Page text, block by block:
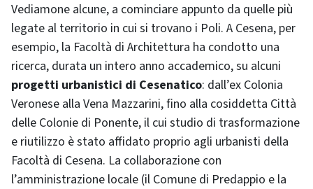
Vediamone alcune, a cominciare appunto da quelle più
legate al territorio in cui si trovano i Poli. A Cesena, per
esempio, la Facoltà di Architettura ha condotto una
ricerca, durata un intero anno accademico, su alcuni
progetti urbanistici di Cesenatico: dall’ex Colonia
Veronese alla Vena Mazzarini, fino alla cosiddetta Città
delle Colonie di Ponente, il cui studio di trasformazione
e riutilizzo è stato affidato proprio agli urbanisti della
Facoltà di Cesena. La collaborazione con
l’amministrazione locale (il Comune di Predappio e la